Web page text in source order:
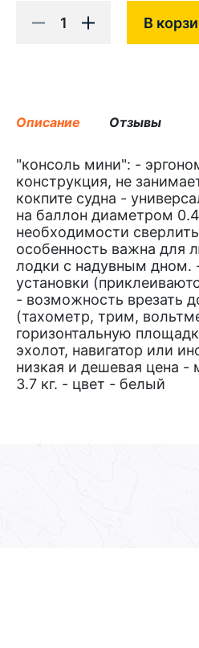
1 В
Описание Отзывы
"консоль мини": -
конструкция, не
кокпите судна -
на баллон диаметром
необходимости
особенность важна
лодки с надувным дном.
установки
- возможность врезать
(тахометр, трим,
горизонтальную
эхолот, навигатор или
низкая и дешевая цена
3.7 кг. - цвет - белый